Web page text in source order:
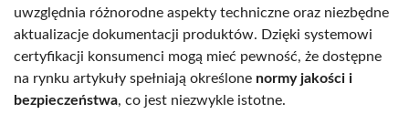
uwzględnia różnorodne aspekty techniczne oraz niezbędne
aktualizacje dokumentacji produktów. Dzięki systemowi
certyfikacji konsumenci mogą mieć pewność, że dostępne
na rynku artykuły spełniają określone normy jakości i
bezpieczeństwa, co jest niezwykle istotne.